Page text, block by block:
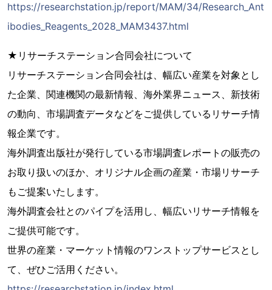
https://researchstation.jp/report/MAM/34/Research_Ant
ibodies_Reagents_2028_MAM3437.html
★リサーチステーション合同会社について
リサーチステーション合同会社は、幅広い産業を対象とし
た企業、関連機関の最新情報、海外業界ニュース、新技術
の動向、市場調査データなどをご提供しているリサーチ情
報企業です。
海外調査出版社が発行している市場調査レポートの販売の
お取り扱いのほか、オリジナル企画の産業・市場リサーチ
もご提案いたします。
海外調査会社とのパイプを活用し、幅広いリサーチ情報を
ご提供可能です。
世界の産業・マーケット情報のワンストップサービスとし
て、ぜひご活用ください。